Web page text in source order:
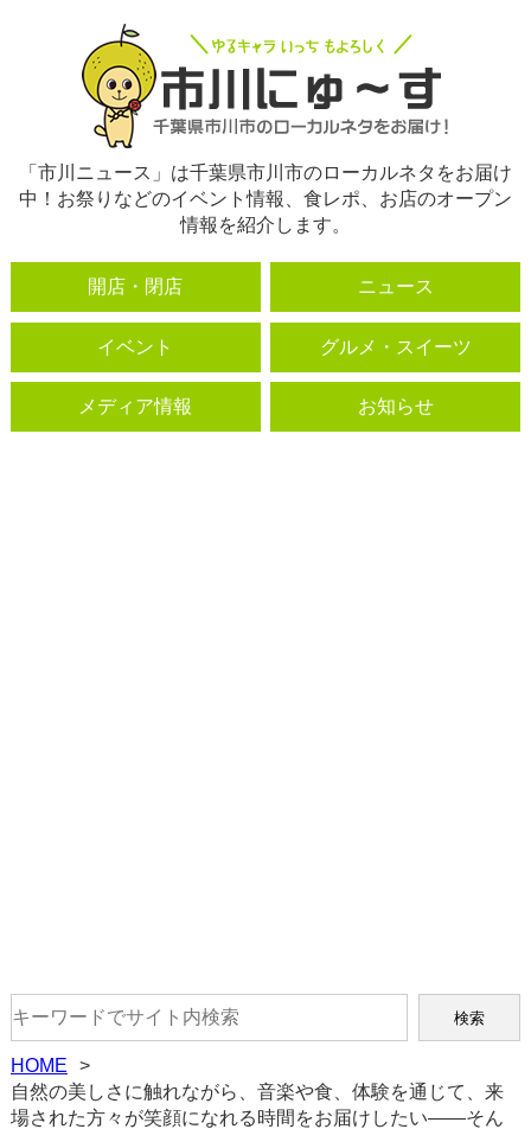
「市川ニュース」は千葉県市川市のローカルネタをお届け
中！お祭りなどのイベント情報、食レポ、お店のオープン
情報を紹介します。
開店・閉店 ニュース
イベント グルメ・スイーツ
メディア情報 お知らせ
HOME
自然の美しさに触れながら、音楽や食、体験を通じて、来
場された方々が笑顔になれる時間をお届けしたい――そん